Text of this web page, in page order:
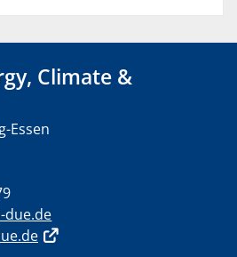
Climate &
Essen
due.de